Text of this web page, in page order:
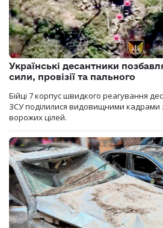
Українські десантники
сили, провізії та пального
Бійці 7 корпус швидкого реагування
ЗСУ поділилися видовищними кадрами
ворожих цілей.